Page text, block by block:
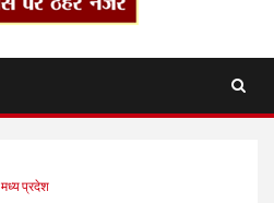
मध्य प्रदेश